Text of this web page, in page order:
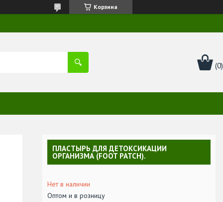
Корзина
ПЛАСТЫРЬ ДЛЯ ДЕТОКСИКАЦИИ
ОРГАНИЗМА (FOOT PATCH).
Нет в наличии
Оптом и в розницу